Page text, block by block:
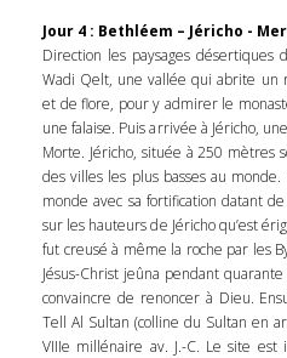
Jour 4 : Bethléem – Jéricho -
Direction les paysages désertiques
Wadi Qelt, une vallée qui abrite un
et de flore, pour y admirer le
une falaise. Puis arrivée à Jéricho,
Morte. Jéricho, située à 250 mètres
des villes les plus basses au
monde avec sa fortification datant
sur les hauteurs de Jéricho qu’est
fut creusé à même la roche par les
Jésus-Christ jeûna pendant
convaincre de renoncer à Dieu.
Tell Al Sultan (colline du Sultan en
VIIIe millénaire av. J.-C. Le site